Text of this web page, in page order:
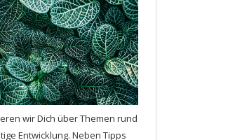
wir Dich über Themen rund
Entwicklung. Neben Tipps